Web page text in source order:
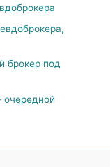
брокер под